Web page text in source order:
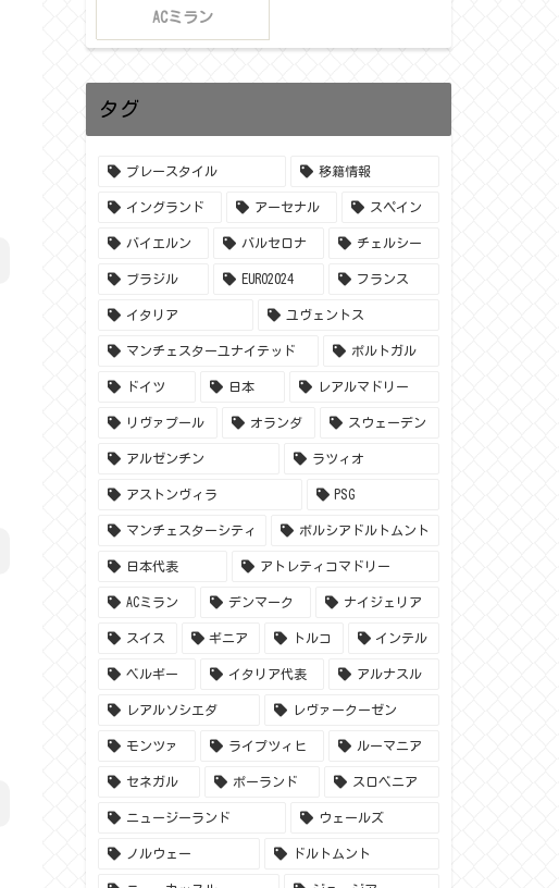
ACミラン
タグ
プレースタイル 移籍情報
イングランド アーセナル スペイン
バイエルン バルセロナ チェルシー
ブラジル EURO2024 フランス
イタリア ユヴェントス
マンチェスターユナイテッド ポルトガル
ドイツ 日本 レアルマドリー
リヴァプール オランダ スウェーデン
アルゼンチン ラツィオ
アストンヴィラ PSG
マンチェスターシティ ボルシアドルトムント
日本代表 アトレティコマドリー
ACミラン デンマーク ナイジェリア
スイス ギニア トルコ インテル
ベルギー イタリア代表 アルナスル
レアルソシエダ レヴァークーゼン
モンツァ ライプツィヒ ルーマニア
セネガル ポーランド スロベニア
ニュージーランド ウェールズ
ノルウェー ドルトムント